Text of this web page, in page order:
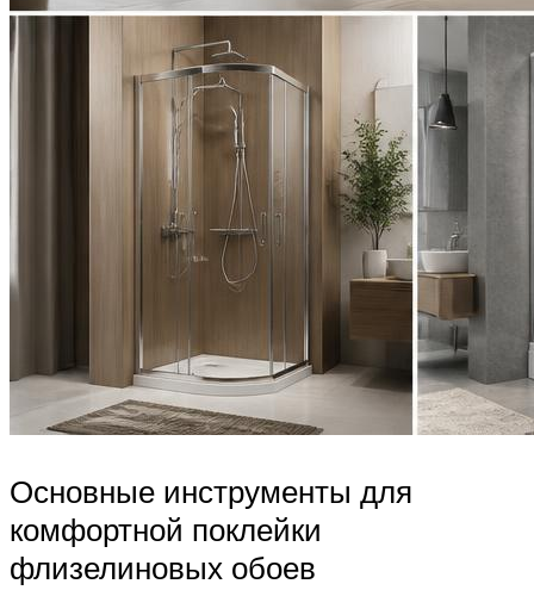
Основные инструменты для
комфортной поклейки
флизелиновых обоев